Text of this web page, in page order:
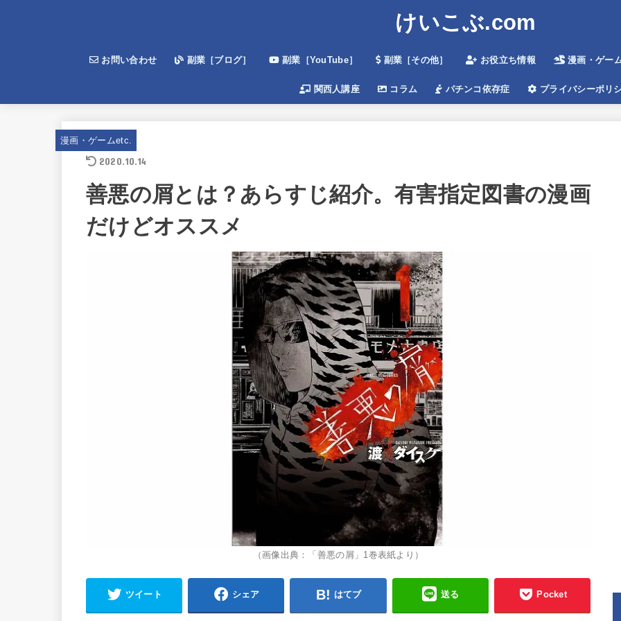
けいこぶ.com
お問い合わせ 副業［ブログ］ 副業［YouTube］ 副業［その他］ お役立ち情報 漫画・ゲー
関西人講座 コラム パチンコ依存症 プライバシーポリ
漫画・ゲームetc.
2020.10.14
善悪の屑とは？あらすじ紹介。有害指定図書の漫画
だけどオススメ
（画像出典：「善悪の屑」1巻表紙より）
ツイート シェア はてブ 送る Pocket